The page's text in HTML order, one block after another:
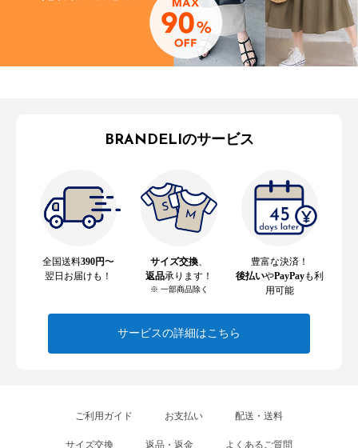
BRANDELIのサービス
全国送料390円〜
翌日お届けも！
サイズ交換
返品承ります！
※ 一部商品除く
豊富な決済！
後払いやPayPayも利
用可能
サービスの詳細はこちら
ご利用ガイド お支払い 配送・送料
サイズ交換 返品・返金 よくあるご質問